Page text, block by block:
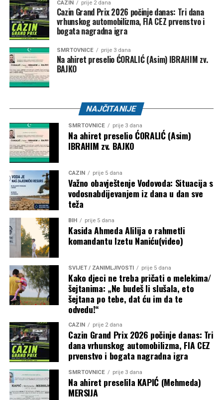
Tweet Share
CAZIN prije 2 dana
Cazin Grand Prix 2026 počinje danas: Tri dana
vrhunskog automobilizma, FIA CEZ prvenstvo i
bogata nagradna igra
SMRTOVNICE prije 3 dana
Na ahiret preselio ĆORALIĆ (Asim) IBRAHIM zv.
BAJKO
NAJČITANIJE
SMRTOVNICE prije 3 dana
Na ahiret preselio ĆORALIĆ (Asim)
IBRAHIM zv. BAJKO
CAZIN prije 5 dana
Važno obavještenje Vodovoda: Situacija s
vodosnabdijevanjem iz dana u dan sve
teža
BIH prije 5 dana
Kasida Ahmeda Alilija o rahmetli
komandantu Izetu Naniću(video)
SVIJET / ZANIMLJIVOSTI prije 5 dana
Kako djeci ne treba pričati o melekima/
šejtanima: „Ne budeš li slušala, eto
šejtana po tebe, dat ću im da te
odvedu!“
CAZIN prije 2 dana
Cazin Grand Prix 2026 počinje danas: Tri
dana vrhunskog automobilizma, FIA CEZ
prvenstvo i bogata nagradna igra
SMRTOVNICE prije 3 dana
Na ahiret preselila KAPIĆ (Mehmeda)
MERSIJA